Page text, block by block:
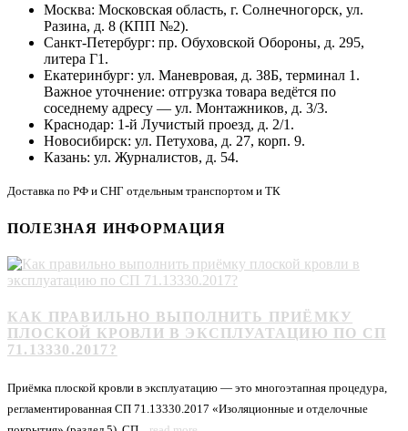
Москва: Московская область, г. Солнечногорск, ул.
Разина, д. 8 (КПП №2).
Санкт-Петербург: пр. Обуховской Обороны, д. 295,
литера Г1.
Екатеринбург: ул. Маневровая, д. 38Б, терминал 1.
Важное уточнение: отгрузка товара ведётся по
соседнему адресу — ул. Монтажников, д. 3/3.
Краснодар: 1-й Лучистый проезд, д. 2/1.
Новосибирск: ул. Петухова, д. 27, корп. 9.
Казань: ул. Журналистов, д. 54.
Доставка по РФ и СНГ отдельным транспортом и ТК
ПОЛЕЗНАЯ ИНФОРМАЦИЯ
КАК ПРАВИЛЬНО ВЫПОЛНИТЬ ПРИЁМКУ
ПЛОСКОЙ КРОВЛИ В ЭКСПЛУАТАЦИЮ ПО СП
71.13330.2017?
Приёмка плоской кровли в эксплуатацию — это многоэтапная процедура,
регламентированная СП 71.13330.2017 «Изоляционные и отделочные